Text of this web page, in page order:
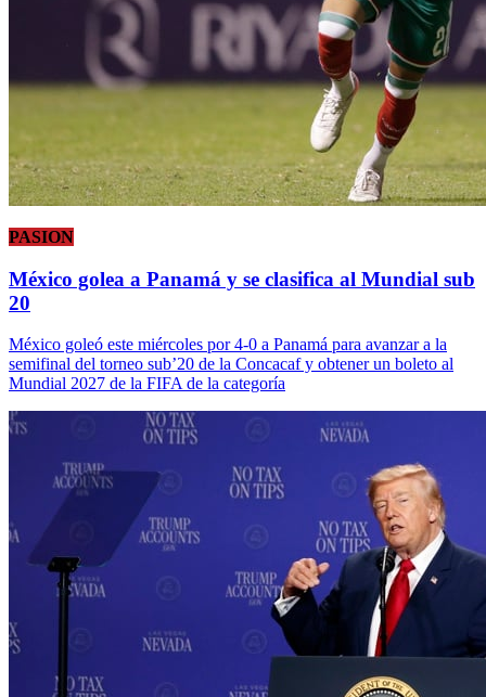
PASION
México golea a Panamá y se clasifica al Mundial sub
20
México goleó este miércoles por 4-0 a Panamá para avanzar a la
semifinal del torneo sub’20 de la Concacaf y obtener un boleto al
Mundial 2027 de la FIFA de la categoría